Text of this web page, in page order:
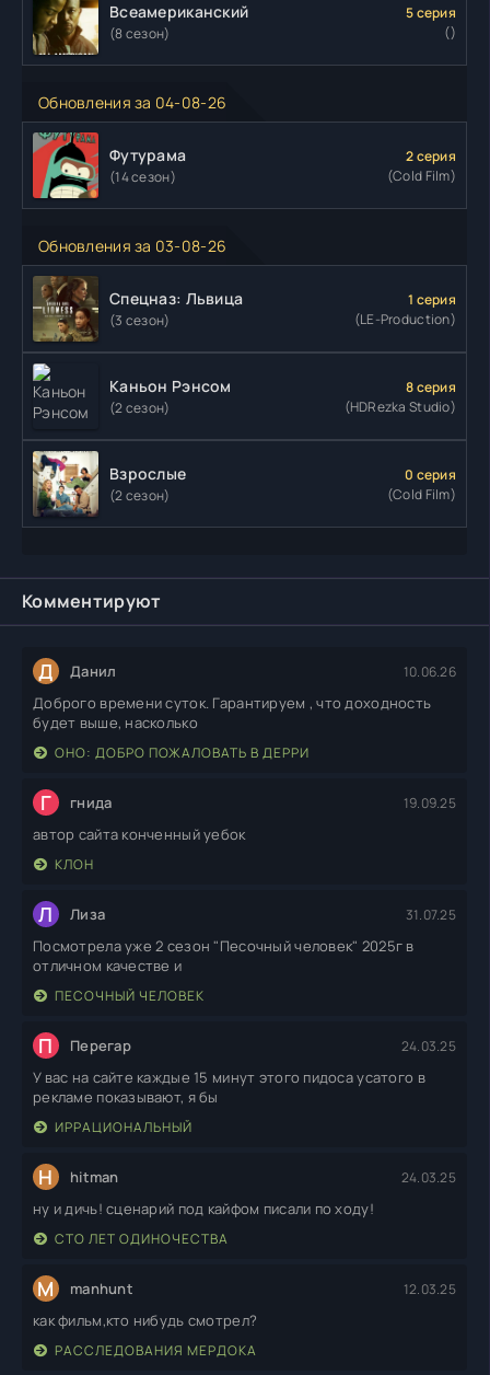
Всеамериканский
(8 сезон)
5 серия
()
Обновления за 04-08-26
Футурама
(14 сезон)
2 серия
(Cold Film)
Обновления за 03-08-26
Спецназ: Львица
(3 сезон)
1 серия
(LE-Production)
Каньон Рэнсом
(2 сезон)
8 серия
(HDRezka Studio)
Взрослые
(2 сезон)
0 серия
(Cold Film)
Комментируют
Д Данил 10.06.26
Доброго времени суток. Гарантируем , что доходность
будет выше, насколько
ОНО: ДОБРО ПОЖАЛОВАТЬ В ДЕРРИ
Г гнида 19.09.25
автор сайта конченный уебок
КЛОН
Л Лиза 31.07.25
Посмотрела уже 2 сезон "Песочный человек" 2025г в
отличном качестве и
ПЕСОЧНЫЙ ЧЕЛОВЕК
П Перегар 24.03.25
У вас на сайте каждые 15 минут этого пидоса усатого в
рекламе показывают, я бы
ИРРАЦИОНАЛЬНЫЙ
H hitman 24.03.25
ну и дичь! сценарий под кайфом писали по ходу!
СТО ЛЕТ ОДИНОЧЕСТВА
M manhunt 12.03.25
как фильм,кто нибудь смотрел?
РАССЛЕДОВАНИЯ МЕРДОКА